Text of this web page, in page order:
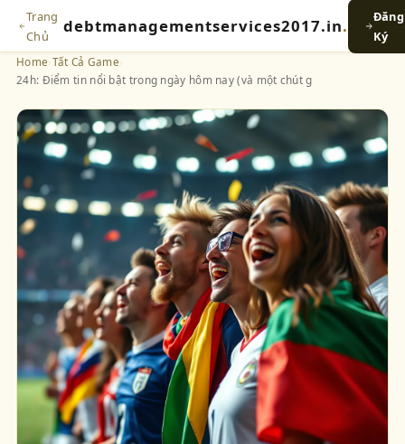
Trang
Chủ
debtmanagementservices2017.in.
Đăng
Ký
Home›Tất Cả Game›
24h: Điểm tin nổi bật trong ngày hôm nay (và một chút g